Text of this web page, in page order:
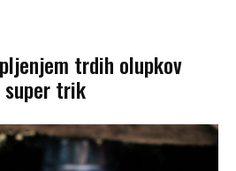
trdih olupkov
super trik